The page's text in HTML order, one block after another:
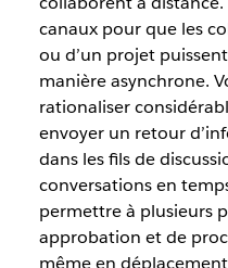
canaux pour que les
ou d’un projet
manière asynchrone.
rationaliser
envoyer un retour
dans les fils de
conversations en
permettre à plusieurs
approbation et de
même en